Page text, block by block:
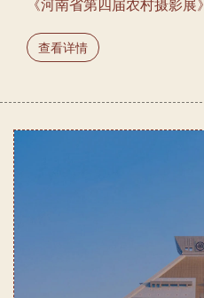
《河南省第四届农村摄影展》
查看详情